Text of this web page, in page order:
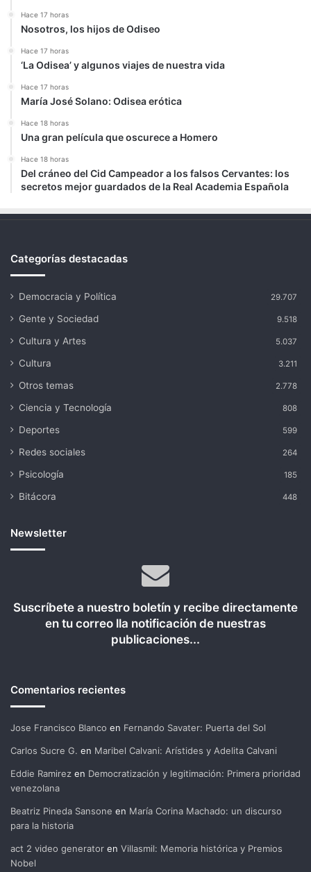
Hace 17 horas
Nosotros, los hijos de Odiseo
Hace 17 horas
‘La Odisea’ y algunos viajes de nuestra vida
Hace 17 horas
María José Solano: Odisea erótica
Hace 18 horas
Una gran película que oscurece a Homero
Hace 18 horas
Del cráneo del Cid Campeador a los falsos Cervantes: los
secretos mejor guardados de la Real Academia Española
Categorías destacadas
Democracia y Política 29.707
Gente y Sociedad 9.518
Cultura y Artes 5.037
Cultura 3.211
Otros temas 2.778
Ciencia y Tecnología 808
Deportes 599
Redes sociales 264
Psicología 185
Bitácora 448
Newsletter
Suscríbete a nuestro boletín y recibe directamente
en tu correo lla notificación de nuestras
publicaciones...
Comentarios recientes
Jose Francisco Blanco en Fernando Savater: Puerta del Sol
Carlos Sucre G. en Maribel Calvani: Arístides y Adelita Calvani
Eddie Ramirez en Democratización y legitimación: Primera prioridad
venezolana
Beatriz Pineda Sansone en María Corina Machado: un discurso
para la historia
act 2 video generator en Villasmil: Memoria histórica y Premios
Nobel